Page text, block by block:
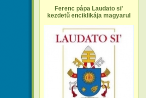
Ferenc pápa Laudato si’
kezdetű enciklikája magyarul